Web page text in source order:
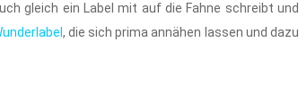
gleich ein Label mit auf die Fahne schreibt und
, die sich prima annähen lassen und dazu